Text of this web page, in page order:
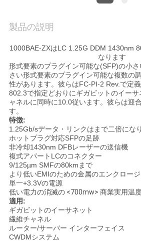
い
ニ
ュ
ー
ス
事
件
製品の説明
1000BAE-ZXはLC 1.25G DDM 1430nm
なります
形式要素のプラグイン可能な(SFP)の小
さい形式要素のプラグイン可能な複数の
性があります。彼らはFC-PI-2 Rev.で定
802.3で指定どおりにギガビットのイー
ャネルに同時に10.0従います。彼らは迎
す。
特徴:
1.25Gb/sデータ・リンクはまで二倍にな
ホットプラグ対応SFPの足跡
非冷却1430nm DFBレーザーの送信機
複式アパートLCのコネクター
9/125µm SMFの80kmまで
より低いEMIのための金属のエンクロージ
単一+3.3Vの電源
低い電力の消滅の<700mw> 商業実用温
適用:
ギガビットのイーサネット
繊維チャネル
ルーター/サーバー インターフェイス
CWDMシステム